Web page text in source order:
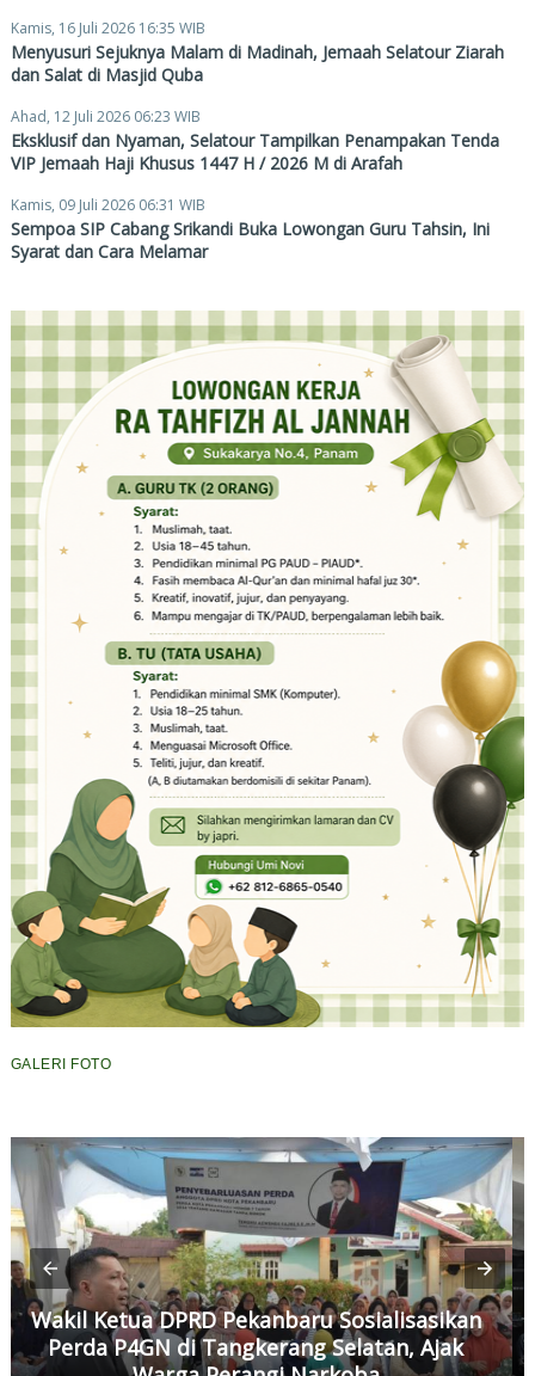
Kamis, 16 Juli 2026 16:35 WIB
Menyusuri Sejuknya Malam di Madinah, Jemaah Selatour Ziarah
dan Salat di Masjid Quba
Ahad, 12 Juli 2026 06:23 WIB
Eksklusif dan Nyaman, Selatour Tampilkan Penampakan Tenda
VIP Jemaah Haji Khusus 1447 H / 2026 M di Arafah
Kamis, 09 Juli 2026 06:31 WIB
Sempoa SIP Cabang Srikandi Buka Lowongan Guru Tahsin, Ini
Syarat dan Cara Melamar
GALERI FOTO
Wakil Ketua DPRD Pekanbaru Sosialisasikan
Perda P4GN di Tangkerang Selatan, Ajak